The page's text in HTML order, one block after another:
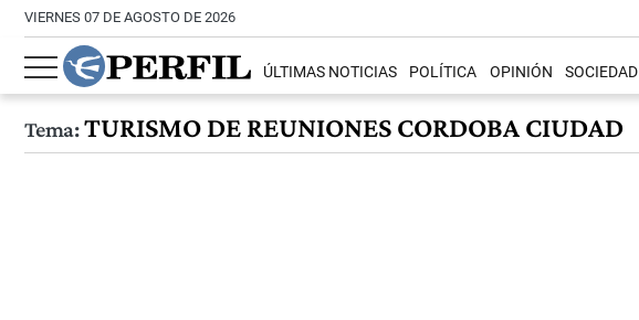
VIERNES 07 DE AGOSTO DE 2026
ÚLTIMAS NOTICIAS POLÍTICA OPINIÓN SOCIEDAD
Tema:TURISMO DE REUNIONES CORDOBA CIUDAD